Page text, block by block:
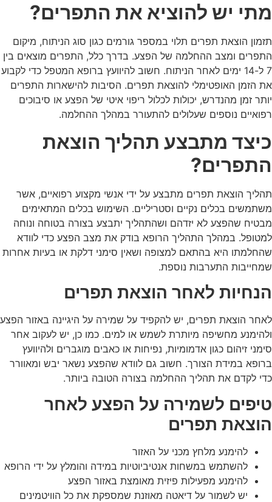
מתי יש להוציא את התפרים?
תזמון הוצאת תפרים תלוי במספר גורמים כגון סוג הניתוח, מיקום
התפרים ומצב ההחלמה של הפצע. בדרך כלל, התפרים מוצאים בין
7 ל-14 ימים לאחר הניתוח. חשוב להיוועץ ברופא המטפל כדי לקבוע
את הזמן האופטימלי להוצאת תפרים. הסיבות להישארות התפרים
יותר זמן מהנדרש, יכולות לכלול ריפוי איטי של הפצע או סיבוכים
רפואיים נוספים שעלולים להתעורר במהלך ההחלמה.
כיצד מתבצע תהליך הוצאת
התפרים?
תהליך הוצאת תפרים מתבצע על ידי אנשי מקצוע רפואיים, אשר
משתמשים בכלים נקיים וסטריליים. השימוש בכלים המתאימים
מבטיח שהפצע לא יזדהם ושהתהליך יתבצע בצורה בטוחה ונוחה
למטופל. במהלך התהליך הרופא בודק את מצב הפצע כדי לוודא
שהחלמתו היא בהתאם למצופה ושאין סימני דלקת או בעיות אחרות
שמחייבות התערבות נוספת.
הנחיות לאחר הוצאת תפרים
לאחר הוצאת תפרים, יש להקפיד על שמירה על היגיינה באזור הפצע
ולהימנע מחשיפה מיותרת לשמש או למים. כמו כן, יש לעקוב אחר
סימני זיהום כגון אדמומיות, נפיחות או כאבים מוגברים ולהיוועץ
ברופא במידת הצורך. חשוב גם לוודא שהפצע נשאר יבש ומאוורר
כדי לקדם את תהליך ההחלמה בצורה הטובה ביותר.
טיפים לשמירה על הפצע לאחר
הוצאת תפרים
להימנע מלחץ מכני על האזור
להשתמש במשחות אנטיביוטיות במידה והומלץ על ידי הרופא
להימנע מפעילות פיזית מאומצת באזור הפצע
יש לשמור על דיאטה מאוזנת שמספקת את כל הוויטמינים